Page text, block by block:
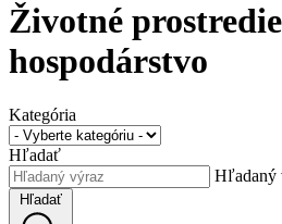
Životné
hospodárstvo
Kategória
Hľadať
Hľadaný
Hľadať